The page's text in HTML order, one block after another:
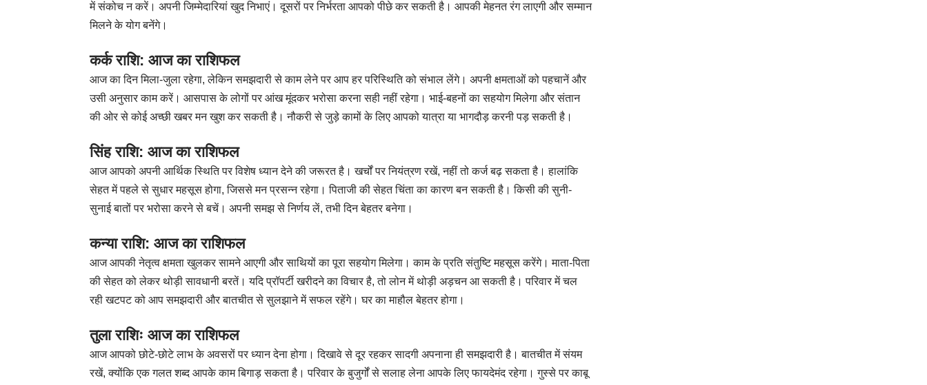
में संकोच न करें। अपनी जिम्मेदारियां खुद निभाएं। दूसरों पर निर्भरता आपको पीछे कर सकती है। आपकी मेहनत रंग लाएगी और सम्मान
मिलने के योग बनेंगे।
कर्क राशि: आज का राशिफल
आज का दिन मिला-जुला रहेगा, लेकिन समझदारी से काम लेने पर आप हर परिस्थिति को संभाल लेंगे। अपनी क्षमताओं को पहचानें और
उसी अनुसार काम करें। आसपास के लोगों पर आंख मूंदकर भरोसा करना सही नहीं रहेगा। भाई-बहनों का सहयोग मिलेगा और संतान
की ओर से कोई अच्छी खबर मन खुश कर सकती है। नौकरी से जुड़े कामों के लिए आपको यात्रा या भागदौड़ करनी पड़ सकती है।
सिंह राशि: आज का राशिफल
आज आपको अपनी आर्थिक स्थिति पर विशेष ध्यान देने की जरूरत है। खर्चों पर नियंत्रण रखें, नहीं तो कर्ज बढ़ सकता है। हालांकि
सेहत में पहले से सुधार महसूस होगा, जिससे मन प्रसन्न रहेगा। पिताजी की सेहत चिंता का कारण बन सकती है। किसी की सुनी-
सुनाई बातों पर भरोसा करने से बचें। अपनी समझ से निर्णय लें, तभी दिन बेहतर बनेगा।
कन्या राशि: आज का राशिफल
आज आपकी नेतृत्व क्षमता खुलकर सामने आएगी और साथियों का पूरा सहयोग मिलेगा। काम के प्रति संतुष्टि महसूस करेंगे। माता-पिता
की सेहत को लेकर थोड़ी सावधानी बरतें। यदि प्रॉपर्टी खरीदने का विचार है, तो लोन में थोड़ी अड़चन आ सकती है। परिवार में चल
रही खटपट को आप समझदारी और बातचीत से सुलझाने में सफल रहेंगे। घर का माहौल बेहतर होगा।
तुला राशिः आज का राशिफल
आज आपको छोटे-छोटे लाभ के अवसरों पर ध्यान देना होगा। दिखावे से दूर रहकर सादगी अपनाना ही समझदारी है। बातचीत में संयम
रखें, क्योंकि एक गलत शब्द आपके काम बिगाड़ सकता है। परिवार के बुजुर्गों से सलाह लेना आपके लिए फायदेमंद रहेगा। गुस्से पर काबू